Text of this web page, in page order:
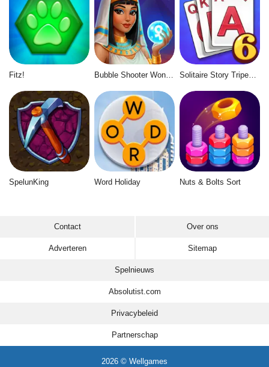
Fitz! Bubble Shooter Wonders of Egypt Solitaire Story Tripeaks 6
SpelunKing Word Holiday Nuts & Bolts Sort
Contact Over ons
Adverteren Sitemap
Spelnieuws
Absolutist.com
Privacybeleid
Partnerschap
2026 © Wellgames